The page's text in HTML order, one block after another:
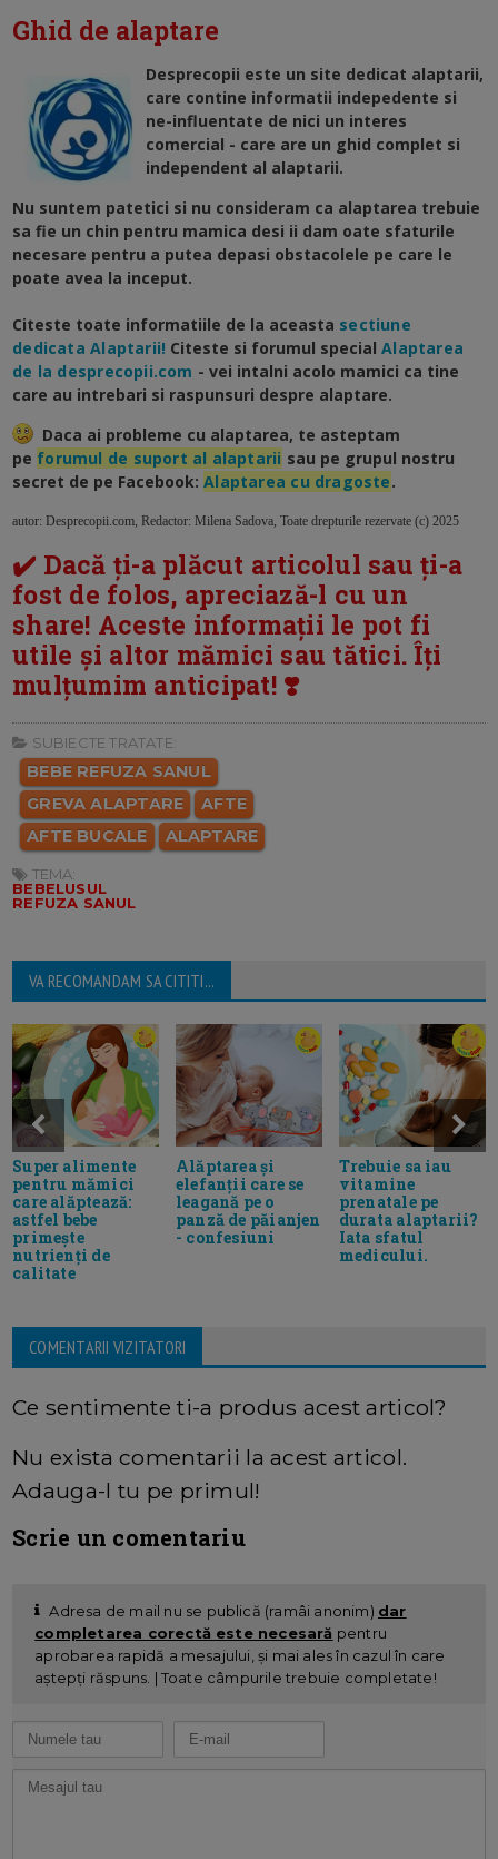
Ghid de alaptare
Desprecopii este un site dedicat alaptarii,
care contine informatii indepedente si
ne-influentate de nici un interes
comercial - care are un ghid complet si
independent al alaptarii.
Nu suntem patetici si nu consideram ca alaptarea trebuie
sa fie un chin pentru mamica desi ii dam oate sfaturile
necesare pentru a putea depasi obstacolele pe care le
poate avea la inceput.
Citeste toate informatiile de la aceasta sectiune
dedicata Alaptarii! Citeste si forumul specialAlaptarea
de la desprecopii.com - vei intalni acolo mamici ca tine
care au intrebari si raspunsuri despre alaptare.
Daca ai probleme cu alaptarea, te asteptam
pe forumul de suport al alaptarii sau pe grupul nostru
secret de pe Facebook: Alaptarea cu dragoste.
autor: Desprecopii.com, Redactor: Milena Sadova, Toate drepturile rezervate (c) 2025
✔️ Dacă ți-a plăcut articolul sau ți-a
fost de folos, apreciază-l cu un
share! Aceste informații le pot fi
utile și altor mămici sau tătici. Îți
mulțumim anticipat! ❣️
SUBIECTE TRATATE:
BEBE REFUZA SANUL
GREVA ALAPTARE
AFTE
AFTE BUCALE
ALAPTARE
TEMA:
BEBELUSUL
REFUZA SANUL
VA RECOMANDAM SA CITITI...
Super alimente
pentru mămici
care alăptează:
astfel bebe
primește
nutrienți de
calitate
Alăptarea și
elefanții care se
leagană pe o
panză de păianjen
- confesiuni
Trebuie sa iau
vitamine
prenatale pe
durata alaptarii?
Iata sfatul
medicului.
COMENTARII VIZITATORI
Ce sentimente ti-a produs acest articol?
Nu exista comentarii la acest articol.
Adauga-l tu pe primul!
Scrie un comentariu
Adresa de mail nu se publică (ramâi anonim) dar
completarea corectă este necesară pentru
aprobarea rapidă a mesajului, și mai ales în cazul în care
aștepți răspuns. | Toate câmpurile trebuie completate!